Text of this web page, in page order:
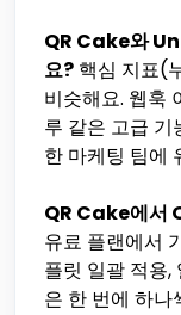
QR Cake와
요? 핵심 지표(
비슷해요. 웹훅
루 같은 고급
한 마케팅 팀에
QR Cake에서
유료 플랜에서
플릿 일괄 적용,
은 한 번에 하나